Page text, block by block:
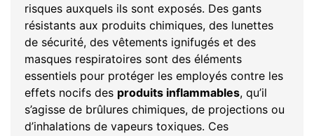
risques auxquels ils sont exposés. Des gants
résistants aux produits chimiques, des lunettes
de sécurité, des vêtements ignifugés et des
masques respiratoires sont des éléments
essentiels pour protéger les employés contre les
effets nocifs des produits inflammables, qu’il
s’agisse de brûlures chimiques, de projections ou
d’inhalations de vapeurs toxiques. Ces